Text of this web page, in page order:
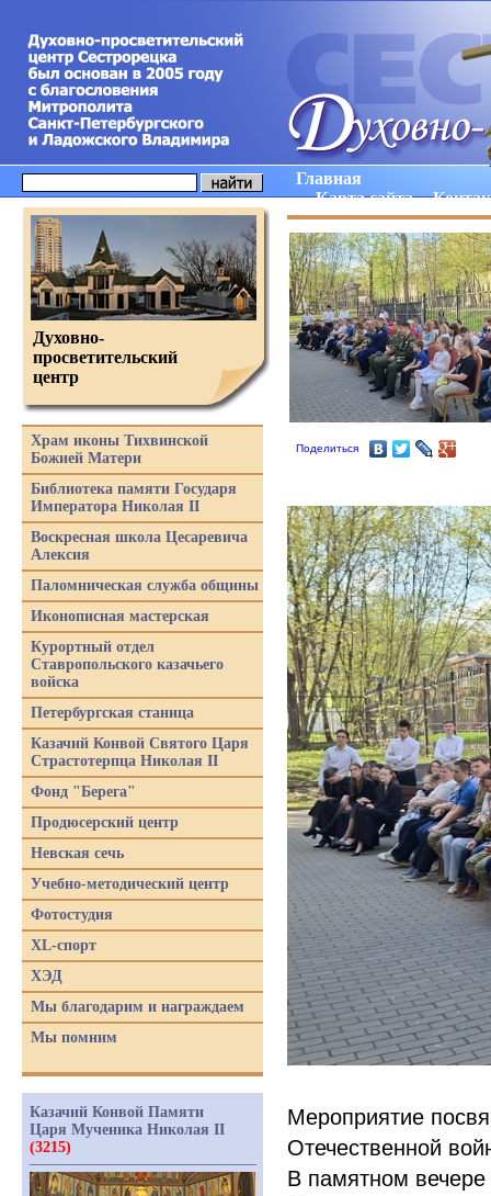
Главная
Карта сайта
Поделиться
Мероприятие
Отечественной
В памятном вечере
Духовно-
просветительский
центр
Храм иконы Тихвинской
Божией Матери
Библиотека памяти Государя
Императора Николая II
Воскресная школа Цесаревича
Алексия
Паломническая служба общины
Иконописная мастерская
Курортный отдел
Ставропольского казачьего
войска
Петербургская станица
Казачий Конвой Святого Царя
Страстотерпца Николая II
Фонд "Берега"
Продюсерский центр
Невская сечь
Учебно-методический центр
Фотостудия
XL-спорт
ХЭД
Мы благодарим и награждаем
Мы помним
Казачий Конвой Памяти
Царя Мученика Николая II
(3215)